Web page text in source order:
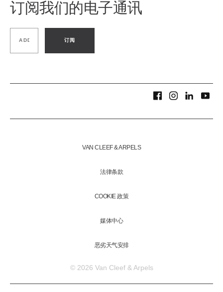
订阅我们的电子通讯
订阅
VAN CLEEF & ARPELS
法律条款
COOKIE 政策
媒体中心
恶劣天气安排
© 2026 Van Cleef & Arpels